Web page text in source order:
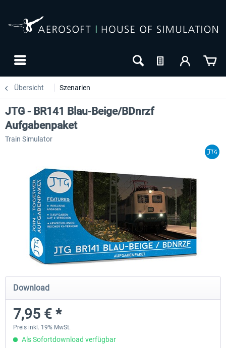
Übersicht Szenarien
Just Trains - U-Bahn Hamburg U1 &
U3
JTG - BR141 Blau-Beige/BDnrzf
Aufgabenpaket
Train Simulator
Download
7,95 € *
Preis inkl. 19% MwSt.
Als Sofortdownload verfügbar